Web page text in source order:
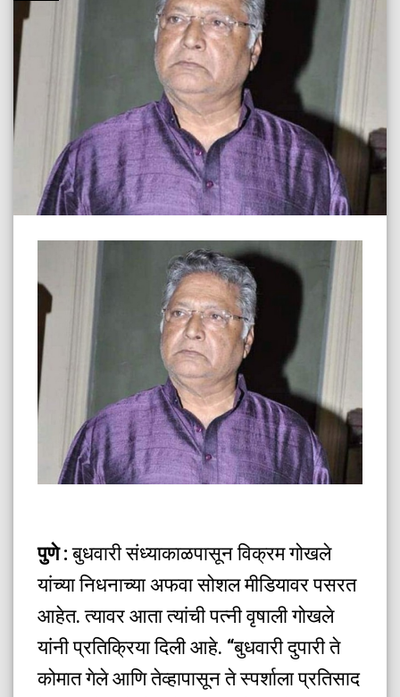
पुणे : बुधवारी संध्याकाळपासून विक्रम गोखले
यांच्या निधनाच्या अफवा सोशल मीडियावर पसरत
आहेत. त्यावर आता त्यांची पत्नी वृषाली गोखले
यांनी प्रतिक्रिया दिली आहे. “बुधवारी दुपारी ते
कोमात गेले आणि तेव्हापासून ते स्पर्शाला प्रतिसाद